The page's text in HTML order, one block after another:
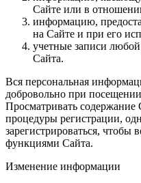
Сайте или в
информацию,
на Сайте и при его
учетные записи любой
Сайта.
Вся персональная
добровольно при
Просматривать
процедуры регистрации,
зарегистрироваться, чтобы
функциями Сайта.
Изменение информации